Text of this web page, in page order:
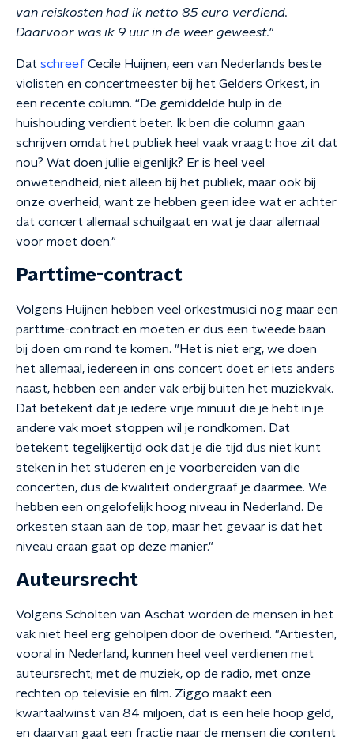
van reiskosten had ik netto 85 euro verdiend.
Daarvoor was ik 9 uur in de weer geweest."
Dat schreef Cecile Huijnen, een van Nederlands beste
violisten en concertmeester bij het Gelders Orkest, in
een recente column. “De gemiddelde hulp in de
huishouding verdient beter. Ik ben die column gaan
schrijven omdat het publiek heel vaak vraagt: hoe zit dat
nou? Wat doen jullie eigenlijk? Er is heel veel
onwetendheid, niet alleen bij het publiek, maar ook bij
onze overheid, want ze hebben geen idee wat er achter
dat concert allemaal schuilgaat en wat je daar allemaal
voor moet doen."
Parttime-contract
Volgens Huijnen hebben veel orkestmusici nog maar een
parttime-contract en moeten er dus een tweede baan
bij doen om rond te komen. "Het is niet erg, we doen
het allemaal, iedereen in ons concert doet er iets anders
naast, hebben een ander vak erbij buiten het muziekvak.
Dat betekent dat je iedere vrije minuut die je hebt in je
andere vak moet stoppen wil je rondkomen. Dat
betekent tegelijkertijd ook dat je die tijd dus niet kunt
steken in het studeren en je voorbereiden van die
concerten, dus de kwaliteit ondergraaf je daarmee. We
hebben een ongelofelijk hoog niveau in Nederland. De
orkesten staan aan de top, maar het gevaar is dat het
niveau eraan gaat op deze manier."
Auteursrecht
Volgens Scholten van Aschat worden de mensen in het
vak niet heel erg geholpen door de overheid. "Artiesten,
vooral in Nederland, kunnen heel veel verdienen met
auteursrecht; met de muziek, op de radio, met onze
rechten op televisie en film. Ziggo maakt een
kwartaalwinst van 84 miljoen, dat is een hele hoop geld,
en daarvan gaat een fractie naar de mensen die content